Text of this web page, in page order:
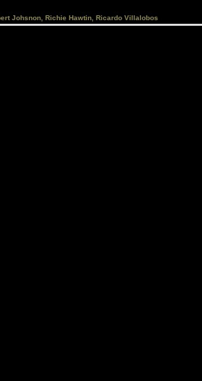
Johsnon, Richie Hawtin, Ricardo Villalobos